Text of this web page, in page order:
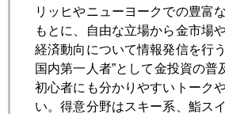
リッヒやニューヨークでの豊富
もとに、自由な立場から金市場
経済動向について情報発信を行
国内第一人者”として金投資の普
初心者にも分かりやすいトーク
い。得意分野はスキー系、鮨ス